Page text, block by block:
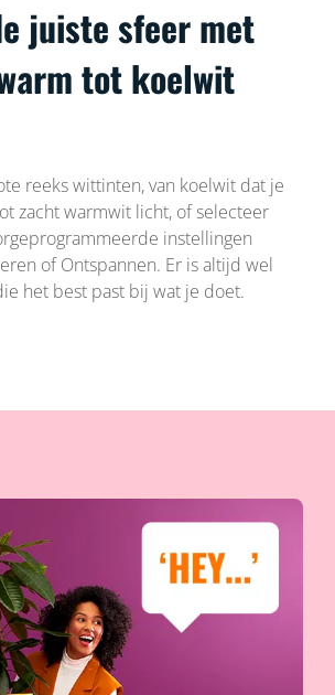
juiste sfeer met
tot koelwit
reeks wittinten, van koelwit dat je
zacht warmwit licht, of selecteer
instellingen
of Ontspannen. Er is altijd wel
het best past bij wat je doet.